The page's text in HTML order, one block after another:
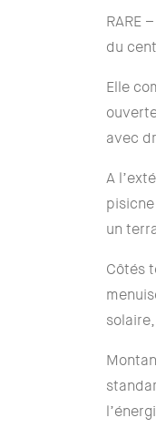
RARE
du
Elle
avec
A
un
Côtés